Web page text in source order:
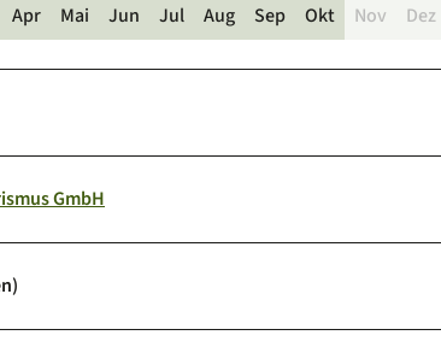
Apr Mai Jun Jul Aug Sep Okt Nov Dez
GmbH